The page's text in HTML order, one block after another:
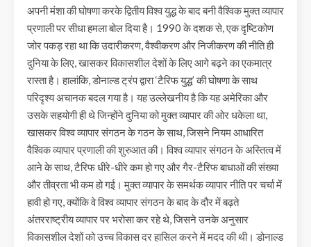
अपनी मंशा की घोषणा करके द्वितीय विश्व युद्ध के बाद बनी वैश्विक मुक्त व्यापार
प्रणाली पर सीधा हमला बोल दिया है। 1990 के दशक से, एक दृष्टिकोण
जोर पकड़ रहा था कि उदारीकरण, वैश्वीकरण और निजीकरण की नीति ही
दुनिया के लिए, खासकर विकासशील देशों के लिए आगे बढ़ने का एकमात्र
रास्ता है। हालांकि, डोनाल्ड ट्रंप द्वारा ‘टैरिफ युद्ध’ की घोषणा के साथ
परिदृश्य अचानक बदल गया है। यह उल्लेखनीय है कि यह अमेरिका और
उसके सहयोगी ही थे जिन्होंने दुनिया को मुक्त व्यापार की ओर धकेला था,
खासकर विश्व व्यापार संगठन के गठन के साथ, जिसने नियम आधारित
वैश्विक व्यापार प्रणाली की शुरुआत की। विश्व व्यापार संगठन के अस्तित्व में
आने के साथ, टैरिफ धीरे-धीरे कम हो गए और गैर-टैरिफ बाधाओं की संख्या
और तीव्रता भी कम हो गई। मुक्त व्यापार के समर्थक व्यापार नीति पर चर्चा में
हावी हो गए, क्योंकि वे विश्व व्यापार संगठन के बाद के दौर में बढ़ते
अंतरराष्ट्रीय व्यापार पर भरोसा कर रहे थे, जिसने उनके अनुसार
विकासशील देशों को उच्च विकास दर हासिल करने में मदद की थी। डोनाल्ड